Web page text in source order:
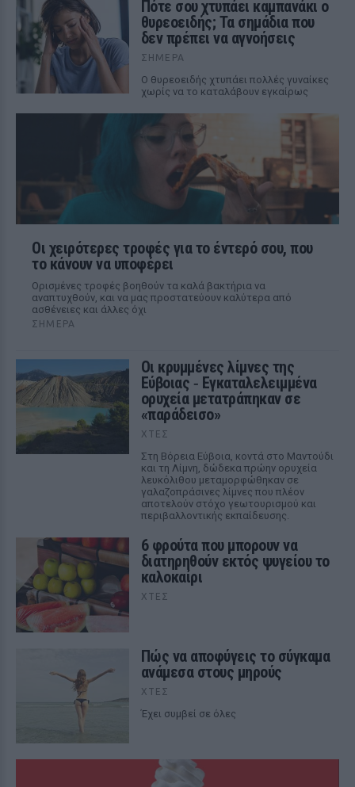
Πότε σου χτυπάει καμπανάκι ο
θυρεοειδής; Τα σημάδια που
δεν πρέπει να αγνοήσεις
ΣΉΜΕΡΑ
Ο θυρεοειδής χτυπάει πολλές γυναίκες
χωρίς να το καταλάβουν εγκαίρως
Οι χειρότερες τροφές για το έντερό σου, που
το κάνουν να υποφέρει
Ορισμένες τροφές βοηθούν τα καλά βακτήρια να
αναπτυχθούν, και να μας προστατεύουν καλύτερα από
ασθένειες και άλλες όχι
ΣΉΜΕΡΑ
Οι κρυμμένες λίμνες της
Εύβοιας ‑ Εγκαταλελειμμένα
ορυχεία μετατράπηκαν σε
«παράδεισο»
ΧΤΕΣ
Στη Βόρεια Εύβοια, κοντά στο Μαντούδι
και τη Λίμνη, δώδεκα πρώην ορυχεία
λευκόλιθου μεταμορφώθηκαν σε
γαλαζοπράσινες λίμνες που πλέον
αποτελούν στόχο γεωτουρισμού και
περιβαλλοντικής εκπαίδευσης.
6 φρούτα που μπορουν να
διατηρηθούν εκτός ψυγείου το
καλοκαίρι
ΧΤΕΣ
Πώς να αποφύγεις το σύγκαμα
ανάμεσα στους μηρούς
ΧΤΕΣ
Έχει συμβεί σε όλες